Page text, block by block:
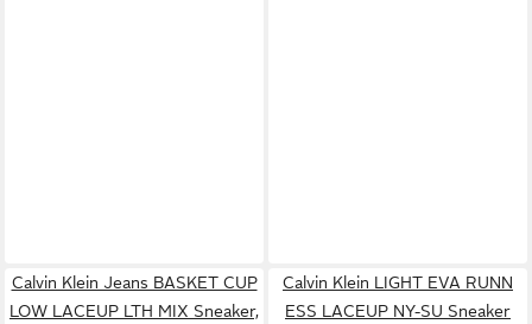
Calvin Klein Jeans BASKET CUP
LOW LACEUP LTH MIX Sneaker,
Calvin Klein LIGHT EVA RUNN
ESS LACEUP NY-SU Sneaker